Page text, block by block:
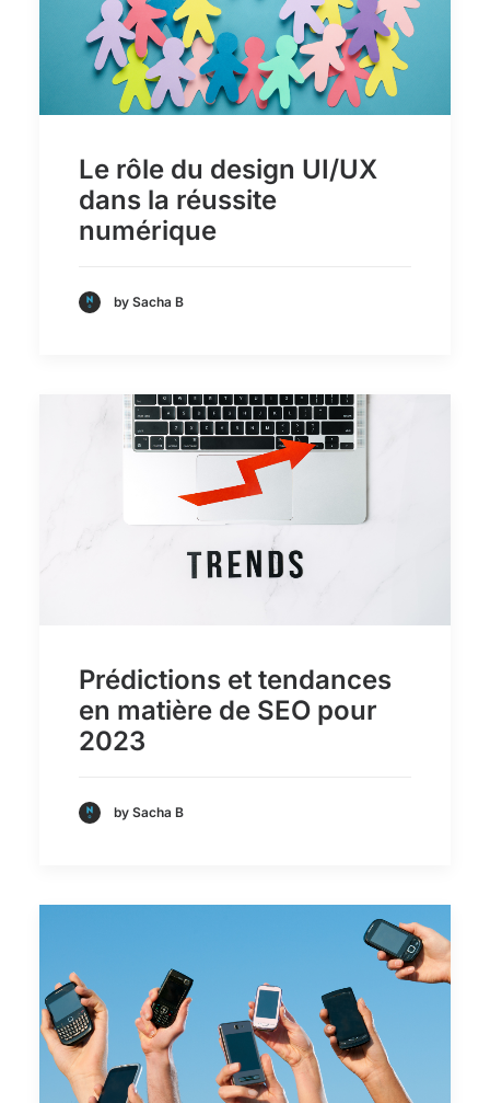
Le rôle du design UI/UX
dans la réussite
numérique
by Sacha B
Prédictions et tendances
en matière de SEO pour
2023
by Sacha B